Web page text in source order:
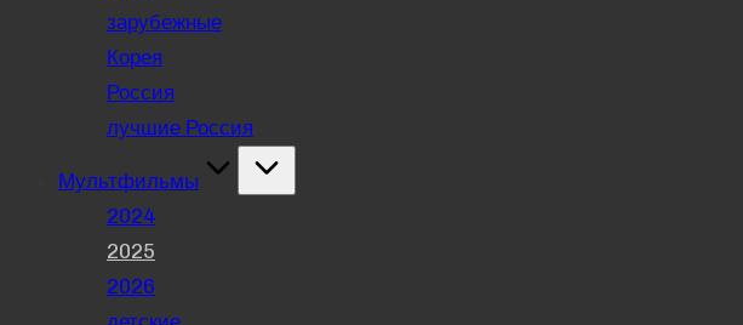
зарубежные
Корея
Россия
лучшие Россия
Мультфильмы
2024
2025
2026